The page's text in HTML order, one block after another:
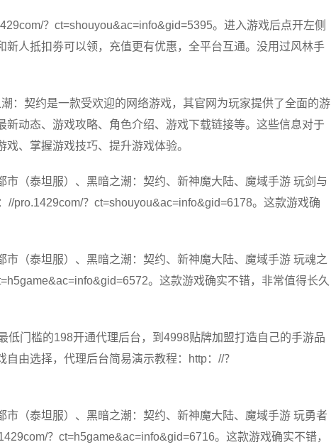
？ct=shouyou&ac=info&gid=5395。进入游戏后点开左侧
人抵扣劵可以领，充值更有优惠，全平台互通。没用过风林手
：契约是一款受欢迎的网络游戏，其官网为玩家提供了全面的游
动态、游戏攻略、角色介绍、游戏下载链接等。这些信息对于
、掌握游戏技巧、提升游戏体验。
（泰坦服）、黑暗之潮：契约、新神魔大陆、魔域手游 玩剑与
pro.1429com/？ct=shouyou&ac=info&gid=6178。这款游戏确
（泰坦服）、黑暗之潮：契约、新神魔大陆、魔域手游 玩魂之
。这款游戏确实不错，非常值得长久
低门槛的198开通代理后台，到4998贴牌加盟打造自己的手游品
由选择，代理后台简易演示教程：http：//？
（泰坦服）、黑暗之潮：契约、新神魔大陆、魔域手游 玩勇者
？ct=h5game&ac=info&gid=6716。这款游戏确实不错，